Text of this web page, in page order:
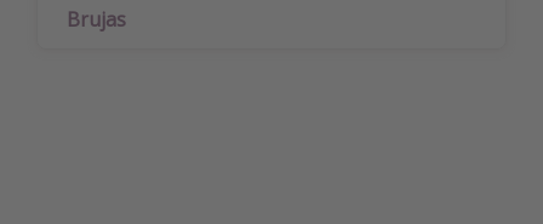
Brujas